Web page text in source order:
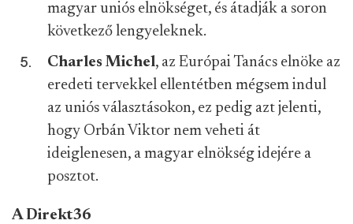
magyar uniós elnökséget, és átadják a soron
következő lengyeleknek.
Charles Michel, az Európai Tanács elnöke az
eredeti tervekkel ellentétben mégsem indul
az uniós választásokon, ez pedig azt jelenti,
hogy Orbán Viktor nem veheti át
ideiglenesen, a magyar elnökség idejére a
posztot.
A Direkt36